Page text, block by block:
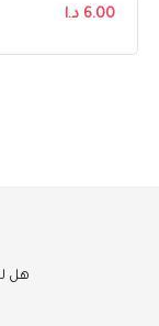
6.00 د.ا
هل